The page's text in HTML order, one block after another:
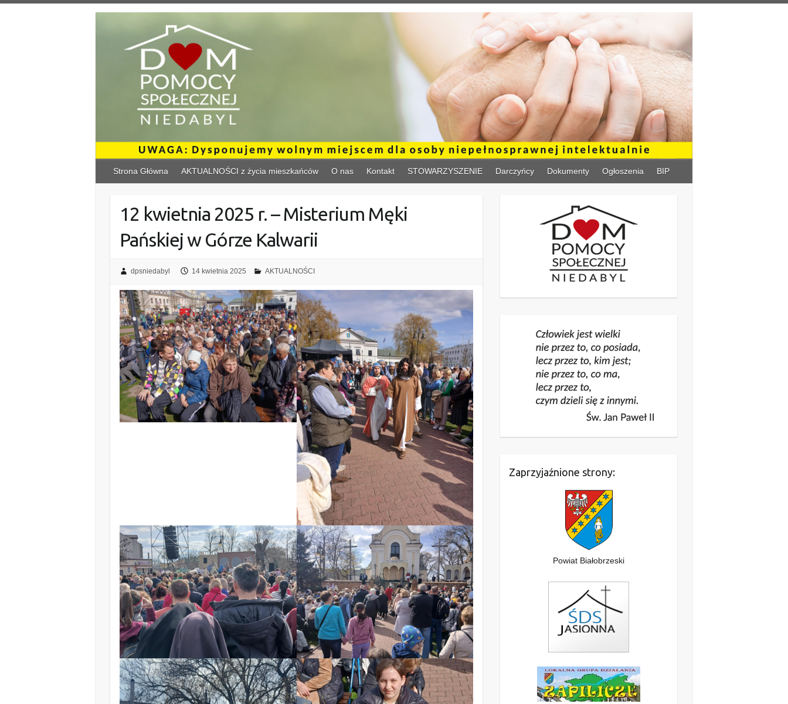
Strona Główna AKTUALNOŚCI z życia mieszkańców O nas Kontakt STOWARZYSZENIE Darczyńcy Dokumenty Ogłoszenia BIP
12 kwietnia 2025 r. – Misterium Męki
Pańskiej w Górze Kalwarii
dpsniedabyl 14 kwietnia 2025 AKTUALNOŚCI
Zaprzyjaźnione strony:
Powiat Białobrzeski